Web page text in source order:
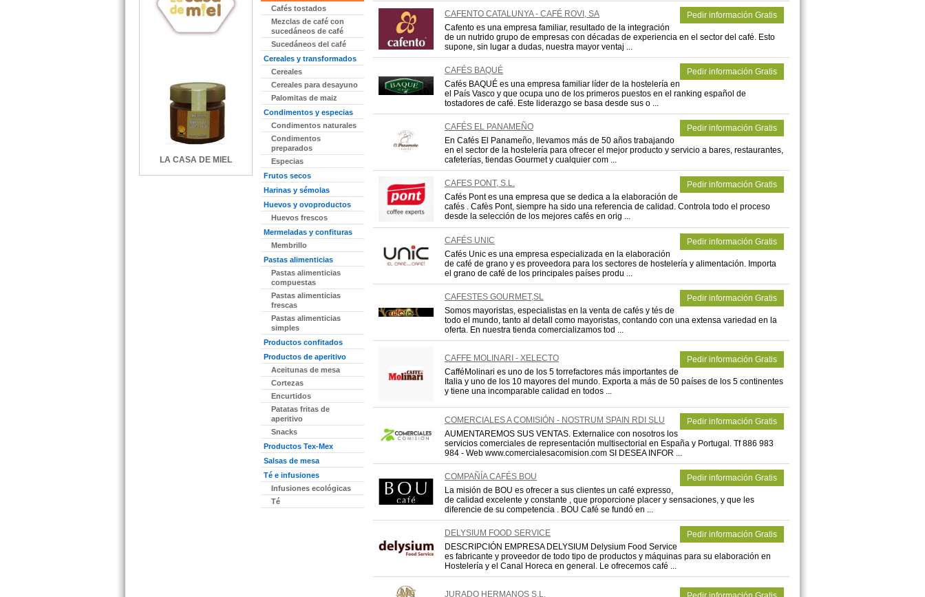
LA CASA DE MIEL
Cafés tostados
Mezclas de café con
sucedáneos de café
Sucedáneos del café
Cereales y transformados
Cereales
Cereales para desayuno
Palomitas de maiz
Condimentos y especias
Condimentos naturales
Condimentos
preparados
Especias
Frutos secos
Harinas y sémolas
Huevos y ovoproductos
Huevos frescos
Mermeladas y confituras
Membrillo
Pastas alimenticias
Pastas alimenticias
compuestas
Pastas alimenticias
frescas
Pastas alimenticias
simples
Productos confitados
Productos de aperitivo
Aceitunas de mesa
Cortezas
Encurtidos
Patatas fritas de
aperitivo
Snacks
Productos Tex-Mex
Salsas de mesa
Té e infusiones
Infusiones ecológicas
Té
CAFENTO CATALUNYA - CAFÉ ROVI, SA
Pedir información Gratis
Cafento es una empresa familiar, resultado de la integración
de un nutrido grupo de empresas con décadas de experiencia en el sector del café. Esto
supone, sin lugar a dudas, nuestra mayor ventaj ...
CAFÉS BAQUÉ
Pedir información Gratis
Cafés BAQUÉ es una empresa familiar líder de la hostelería en
el País Vasco y que ocupa uno de los primeros puestos en el ranking español de
tostadores de café. Este liderazgo se basa desde sus o ...
CAFÉS EL PANAMEÑO
Pedir información Gratis
En Cafés El Panameño, llevamos más de 50 años trabajando
en el sector de la hostelería para ofrecer el mejor producto y servicio a bares, restaurantes,
cafeterías, tiendas Gourmet y cualquier com ...
CAFES PONT, S.L.
Pedir información Gratis
Cafés Pont es una empresa que se dedica a la elaboración de
cafés . Cafès Pont, siempre ha sido una referencia de calidad. Controla todo el proceso
desde la selección de los mejores cafés en orig ...
CAFÉS UNIC
Pedir información Gratis
Cafés Unic es una empresa especializada en la elaboración
de café de grano y es proveedora para los sectores de hostelería y alimentación. Importa
el grano de café de los principales países produ ...
CAFESTES GOURMET,SL
Pedir información Gratis
Somos mayoristas, especialistas en la venta de cafés y tés de
todo el mundo, tanto al detall como mayoristas, contando con una extensa variedad en la
oferta. En nuestra tienda comercializamos tod ...
CAFFE MOLINARI - XELECTO
Pedir información Gratis
CafféMolinari es uno de los 5 torrefactores más importantes de
Italia y uno de los 10 mayores del mundo. Exporta a más de 50 países de los 5 continentes
y tiene una incomparable calidad en todos ...
COMERCIALES A COMISIÓN - NOSTRUM SPAIN RDI SLU
Pedir información Gratis
AUMENTAREMOS SUS VENTAS. Externalice con nosotros los
servicios comerciales de representación multisectorial en España y Portugal. Tf 886 983
984 - Web www.comercialesacomision.com SI DESEA INFOR ...
COMPAÑÍA CAFÉS BOU
Pedir información Gratis
La misión de BOU es ofrecer a sus clientes un café expresso,
de calidad excelente y constante , que proporcione placer y sensaciones, y que les
diferencie de su competencia . BOU Café se fundó en ...
DELYSIUM FOOD SERVICE
Pedir información Gratis
DESCRIPCIÓN EMPRESA DELYSIUM Delysium Food Service
es fabricante y proveedor de todo tipo de productos y máquinas para su elaboración en
Hostelería y el Canal Horeca en general. Le ofrecemos café ...
JURADO HERMANOS S.L.